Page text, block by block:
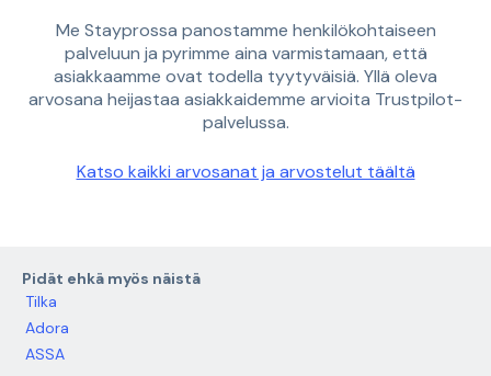
Me Stayprossa panostamme henkilökohtaiseen
palveluun ja pyrimme aina varmistamaan, että
asiakkaamme ovat todella tyytyväisiä. Yllä oleva
arvosana heijastaa asiakkaidemme arvioita Trustpilot-
palvelussa.
Katso kaikki arvosanat ja arvostelut täältä
Pidät ehkä myös näistä
Tilka
Adora
ASSA